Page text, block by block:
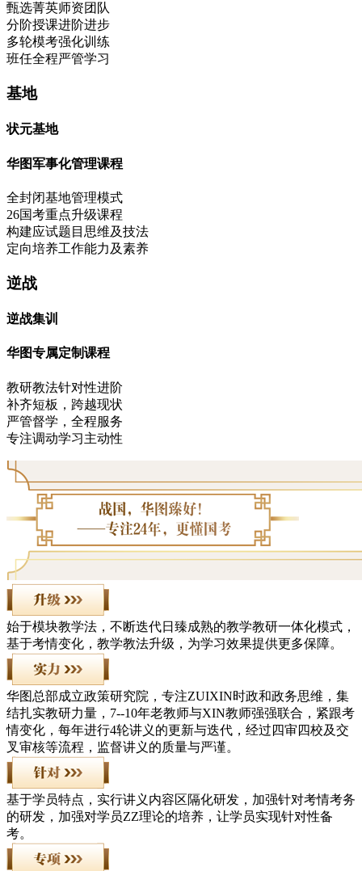
甄选菁英师资团队
分阶授课进阶进步
多轮模考强化训练
班任全程严管学习
基地
状元基地
华图军事化管理课程
全封闭基地管理模式
26国考重点升级课程
构建应试题目思维及技法
定向培养工作能力及素养
逆战
逆战集训
华图专属定制课程
教研教法针对性进阶
补齐短板，跨越现状
严管督学，全程服务
专注调动学习主动性
始于模块教学法，不断迭代日臻成熟的教学教研一体化模式，
基于考情变化，教学教法升级，为学习效果提供更多保障。
华图总部成立政策研究院，专注ZUIXIN时政和政务思维，集
结扎实教研力量，7--10年老教师与XIN教师强强联合，紧跟考
情变化，每年进行4轮讲义的更新与迭代，经过四审四校及交
叉审核等流程，监督讲义的质量与严谨。
基于学员特点，实行讲义内容区隔化研发，加强针对考情考务
的研发，加强对学员ZZ理论的培养，让学员实现针对性备
考。